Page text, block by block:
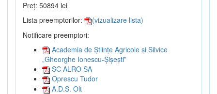
Preț: 50894 lei
Lista preemptorilor:
(vizualizare lista)
Notificare preemptori:
Academia de Științe Agricole și Silvice
„Gheorghe Ionescu-Șișești”
SC ALRO SA
Oprescu Tudor
A.D.S. Olt